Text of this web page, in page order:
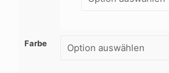
Farbe